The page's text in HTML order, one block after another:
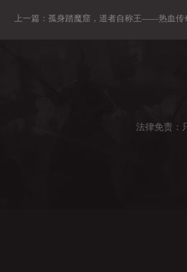
上一篇： 孤身踏魔窟，道者自称王——热血传奇道
法律免责：